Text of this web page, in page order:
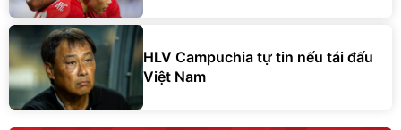
HLV Campuchia tự tin nếu tái đấu
Việt Nam